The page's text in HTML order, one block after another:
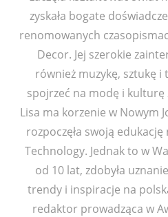
zyskała bogate
renomowanych
Decor. Jej szerokie
również muzykę, sztukę i
spojrzeć na modę i
Lisa ma korzenie w Nowym
rozpoczęła swoją
Technology. Jednak to w
od 10 lat, zdobyła
trendy i inspiracje na
redaktor prowadząca w